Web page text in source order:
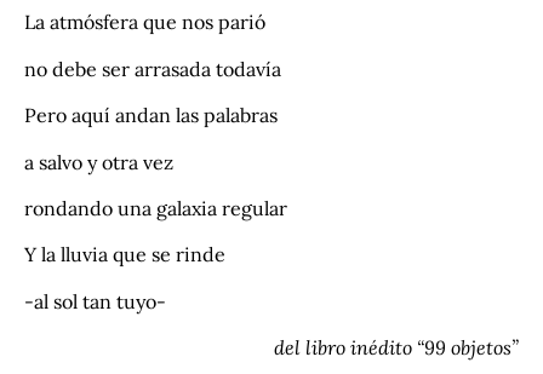
La atmósfera que nos parió
no debe ser arrasada todavía
Pero aquí andan las palabras
a salvo y otra vez
rondando una galaxia regular
Y la lluvia que se rinde
-al sol tan tuyo-
del libro inédito “99 objetos”